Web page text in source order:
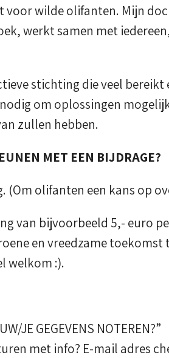
voor wilde olifanten. Mijn
werkt samen met
stichting die veel bereikt
om oplossingen
zullen hebben.
MET EEN BIJDRAGE?
olifanten een kans op
van bijvoorbeeld 5,- euro
en vreedzame toekomst
welkom :).
JE GEGEVENS NOTEREN?”
met info? E-mail adres